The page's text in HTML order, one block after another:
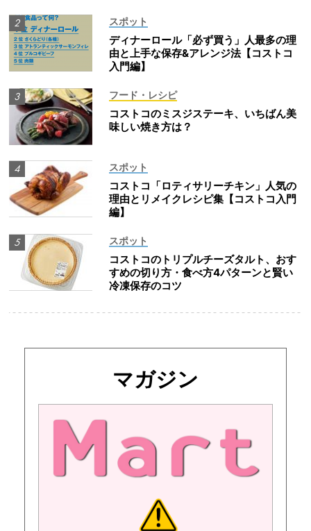
スポット
ディナーロール「必ず買う」人最多の理
由と上手な保存&アレンジ法【コストコ
入門編】
フード・レシピ
コストコのミスジステーキ、いちばん美
味しい焼き方は？
スポット
コストコ「ロティサリーチキン」人気の
理由とリメイクレシピ集【コストコ入門
編】
スポット
コストコのトリプルチーズタルト、おす
すめの切り方・食べ方4パターンと賢い
冷凍保存のコツ
マガジン